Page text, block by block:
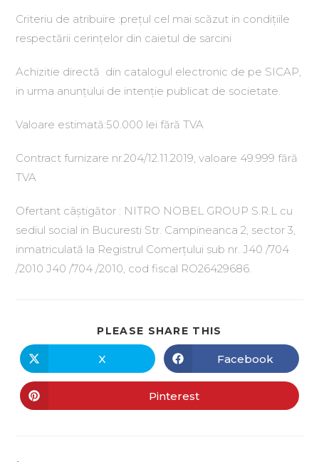
Criteriu de atribuire :prețul cel mai scăzut in condițiile
respectării cerințelor din caietul de sarcini
Achizitie directă din catalogul electronic de pe SICAP,
in urma anunțului de intenție publicat de societate.
Valoare estimată:50.000 lei fără TVA
Contract furnizare nr.204/12.11.2019, valoare 49.999 fără
TVA
Ofertant câștigător : NITRO NOBEL GROUP S.R.L cu
sediul social in Bucuresti Str. Campineanca 2, sector 3,
inmatriculată la Registrul Comerțului sub nr. J40 /704
/2010 J40 /704 /2010, cod fiscal RO26429686.
PLEASE SHARE THIS
X Facebook
Pinterest